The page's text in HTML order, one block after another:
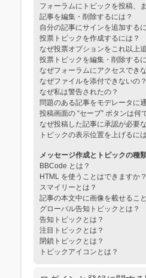
フォーラムにトピックを投稿、
記事を編集・削除するには？
自分の記事にサインを追加する
投票トピックを作成するには？
なぜ投票オプションをこれ以上
投票トピックを編集・削除する
なぜフォーラムにアクセスでき
なぜファイルを添付できないの？
なぜ私は警告されたの？
問題のある記事をモデレータに
投稿画面の “セーブ” ボタンは何
なぜ投稿した記事に承認が必要
トピックの表示位置を上げるに
メッセージ作成とトピックの種
BBCode とは？
HTML を使うことはできますか？
スマイリーとは？
記事の本文中に画像を載せるこ
グローバル告知トピックとは？
告知トピックとは？
注目トピックとは？
閉鎖トピックとは？
トピックアイコンとは？